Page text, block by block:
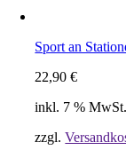
Sport an
22,90€
inkl. 7 % MwSt.
zzgl.